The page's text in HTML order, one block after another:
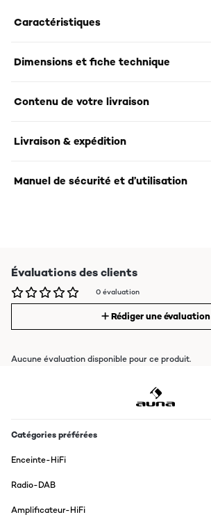
Caractéristiques
Dimensions et fiche technique
Contenu de votre livraison
Livraison & expédition
Manuel de sécurité et d’utilisation
Évaluations des clients
0 évaluation
Rédiger une évaluation
Aucune évaluation disponible pour ce produit.
Catégories préférées
Enceinte-HiFi
Radio-DAB
Amplificateur-HiFi